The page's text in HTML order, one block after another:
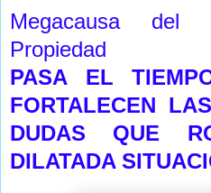
Megacausa
Propiedad
PASA EL
FORTALECEN LAS
DUDAS QUE
DILATADA